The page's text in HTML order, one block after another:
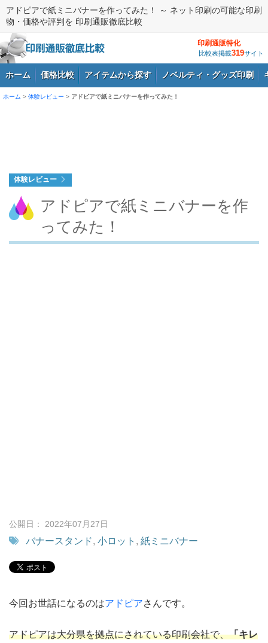
アドピアで紙ミニバナーを作ってみた！ ～ ネット印刷の可能な印刷
物・価格や評判を 印刷通販徹底比較
印刷通販特化
比較表掲載319サイト
ホーム 価格比較 アイテムから探す ノベルティ・グッズ印刷
ホーム > 体験レビュー > アドピアで紙ミニバナーを作ってみた！
体験レビュー
アドピアで紙ミニバナーを作
ってみた！
公開日： 2022年07月27日
バナースタンド, 小ロット , 紙ミニバナー
今回お世話になるのはアドピアさんです。
アドピアは大分県を拠点にされている印刷会社で、「キレ